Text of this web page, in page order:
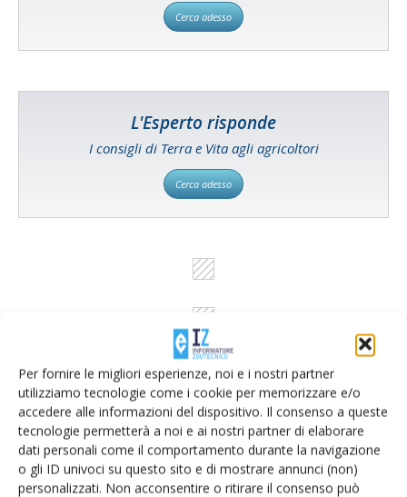
Per fornire le migliori esperienze, noi e i nostri partner
utilizziamo tecnologie come i cookie per memorizzare e/o
accedere alle informazioni del dispositivo. Il consenso a queste
tecnologie permetterà a noi e ai nostri partner di elaborare
dati personali come il comportamento durante la navigazione
o gli ID univoci su questo sito e di mostrare annunci (non)
personalizzati. Non acconsentire o ritirare il consenso può
Cerca adesso
L'Esperto risponde
I consigli di Terra e Vita agli agricoltori
Cerca adesso
Rimani aggiornato sul mondo
dell’agricoltura